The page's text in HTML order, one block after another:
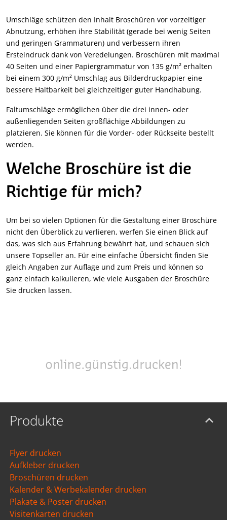
Umschläge schützen den Inhalt Broschüren vor vorzeitiger
Abnutzung, erhöhen ihre Stabilität (gerade bei wenig Seiten
und geringen Grammaturen) und verbessern ihren
Ersteindruck dank von Veredelungen. Broschüren mit maximal
40 Seiten und einer Papiergrammatur von 135 g/m² erhalten
bei einem 300 g/m² Umschlag aus Bilderdruckpapier eine
bessere Haltbarkeit bei gleichzeitiger guter Handhabung.
Faltumschläge ermöglichen über die drei innen- oder
außenliegenden Seiten großflächige Abbildungen zu
platzieren. Sie können für die Vorder- oder Rückseite bestellt
werden.
Welche Broschüre ist die
Richtige für mich?
Um bei so vielen Optionen für die Gestaltung einer Broschüre
nicht den Überblick zu verlieren, werfen Sie einen Blick auf
das, was sich aus Erfahrung bewährt hat, und schauen sich
unsere Topseller an. Für eine einfache Übersicht finden Sie
gleich Angaben zur Auflage und zum Preis und können so
ganz einfach kalkulieren, wie viele Ausgaben der Broschüre
Sie drucken lassen.
Produkte
Flyer drucken
Aufkleber drucken
Broschüren drucken
Kalender & Werbekalender drucken
Plakate & Poster drucken
Visitenkarten drucken